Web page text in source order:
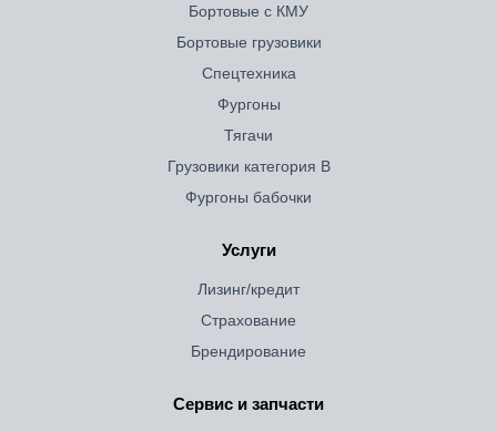
Бортовые с КМУ
Бортовые грузовики
Спецтехника
Фургоны
Тягачи
Грузовики категория B
Фургоны бабочки
Услуги
Лизинг/кредит
Страхование
Брендирование
Сервис и запчасти